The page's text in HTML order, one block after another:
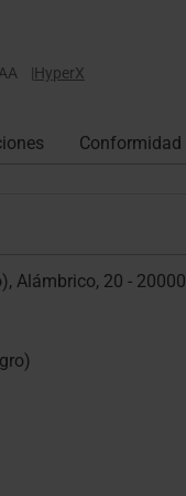
|HyperX
Conformidad
Alámbrico, 20 - 20000